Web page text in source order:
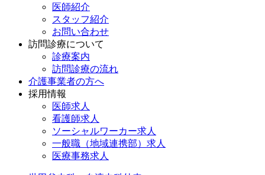
医師紹介
スタッフ紹介
お問い合わせ
訪問診療について
診療案内
訪問診療の流れ
介護事業者の方へ
採用情報
医師求人
看護師求人
ソーシャルワーカー求人
一般職（地域連携部）求人
医療事務求人